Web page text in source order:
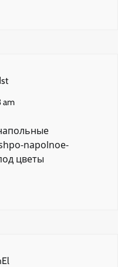
am
napolnoe-
цветы